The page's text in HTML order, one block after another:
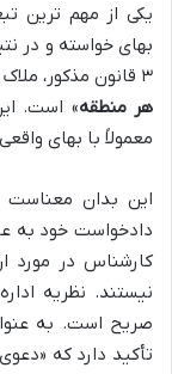
یکی از مهم ترین
۳ قانون مذکور، ملاک تعیین بهای خواسته، «
هر منطقه» است.
معمولاً با بهای
این بدان معناست
دادخواست خود به
کارشناس در مورد
نیستند. نظریه
صریح است. به
تأکید دارد که